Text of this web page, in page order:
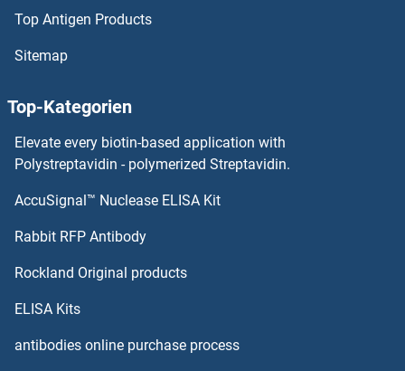
DPYSL3 ELISA Kits
DPYS ELISA Kits
DPPA5 ELISA Kits
DPP9 ELISA Kits
Dual Specificity Phosphatase 3 ELISA Kits
Top Antigen Products
Sitemap
Top-Kategorien
Elevate every biotin-based application with
Polystreptavidin - polymerized Streptavidin.
AccuSignal™ Nuclease ELISA Kit
Rabbit RFP Antibody
Rockland Original products
ELISA Kits
antibodies online purchase process